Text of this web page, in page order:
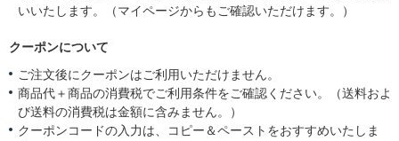
いいたします。（マイページからもご確認いただけます。）
クーポンについて
ご注文後にクーポンはご利用いただけません。
商品代＋商品の消費税でご利用条件をご確認ください。（送料およ
び送料の消費税は金額に含みません。）
クーポンコードの入力は、コピー＆ペーストをおすすめいたしま